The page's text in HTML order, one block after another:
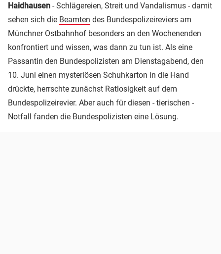
Haidhausen - Schlägereien, Streit und Vandalismus - damit
sehen sich die Beamten des Bundespolizeireviers am
Münchner Ostbahnhof besonders an den Wochenenden
konfrontiert und wissen, was dann zu tun ist. Als eine
Passantin den Bundespolizisten am Dienstagabend, den
10. Juni einen mysteriösen Schuhkarton in die Hand
drückte, herrschte zunächst Ratlosigkeit auf dem
Bundespolizeirevier. Aber auch für diesen - tierischen -
Notfall fanden die Bundespolizisten eine Lösung.